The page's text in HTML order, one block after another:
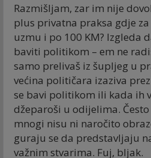
Razmišljam, zar im nije
plus privatna praksa gdje
uzmu i po 100 KM? Izgleda
baviti politikom – em ne
samo prelivaš iz šupljeg u
većina političara izaziva
se bavi politikom ili kada ih
džeparoši u odijelima.
mnogi nisu ni naročito
guraju se da predstavljaju
važnim stvarima. Fuj, bljak.